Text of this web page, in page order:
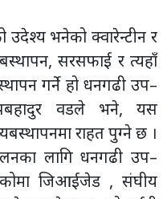
उदेश्य भनेको क्वारेन्टीन र
सरसफाई र त्यहाँ
गर्ने हो धनगढी उप–
वडले भने, यस
राहत पुग्ने छ ।
लागि धनगढी उप–
जिआईजेड , संघीय